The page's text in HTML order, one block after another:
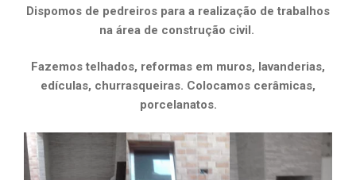
Dispomos de pedreiros para a realização de trabalhos
na área de construção civil.
Fazemos telhados, reformas em muros, lavanderias,
edículas, churrasqueiras. Colocamos cerâmicas,
porcelanatos.